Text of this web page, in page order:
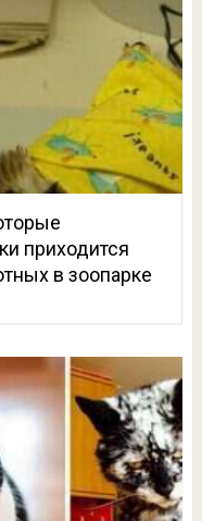
приходится
в зоопарке